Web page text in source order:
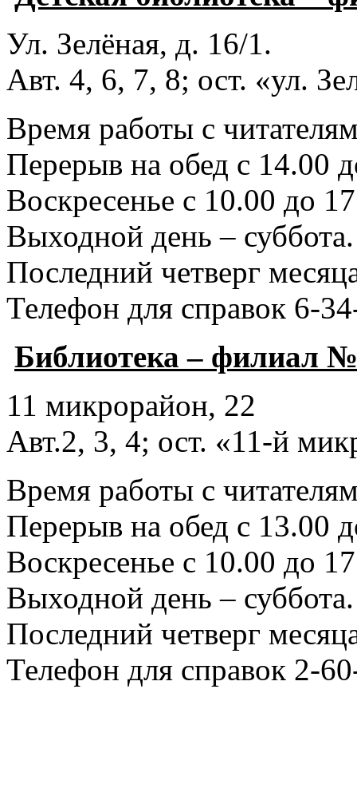
Ул. Зелёная, д. 16/1.
Авт. 4, 6, 7, 8; ост. «ул.
Время работы с
Перерыв на обед с 14.00
Воскресенье с 10.00 до
Выходной день – суббота.
Последний четверг
Телефон для справок 6-
Библиотека – филиал
11 микрорайон, 22
Авт.2, 3, 4; ост. «11-й
Время работы с
Перерыв на обед с 13.00
Воскресенье с 10.00 до
Выходной день – суббота.
Последний четверг
Телефон для справок 2-